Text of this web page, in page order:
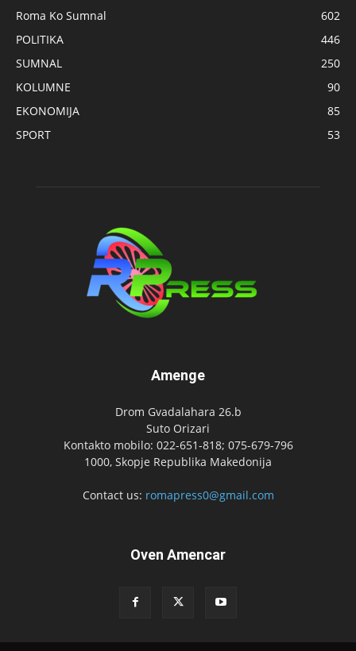
Roma Ko Sumnal
602
POLITIKA
446
SUMNAL
250
KOLUMNE
90
EKONOMIJA
85
SPORT
53
Amenge
Drom Gvadalahara 26.b
Suto Orizari
Kontakto mobilo: 022-651-818; 075-679-796
1000, Skopje Republika Makedonija
Contact us: romapress0@gmail.com
Oven Amencar